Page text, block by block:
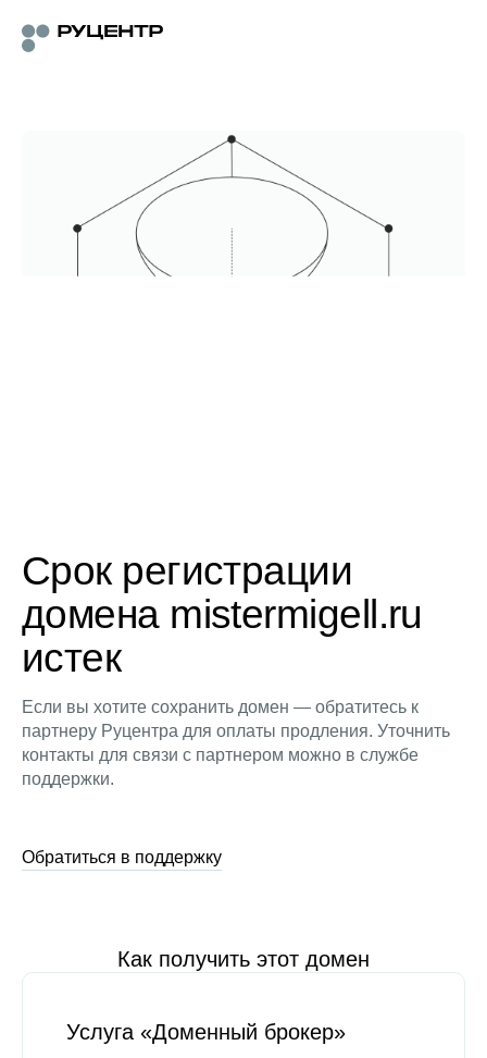
Срок регистрации
домена mistermigell.ru
истек
Если вы хотите сохранить домен — обратитесь к
партнеру Руцентра для оплаты продления. Уточнить
контакты для связи с партнером можно в службе
поддержки.
Обратиться в поддержку
Как получить этот домен
Услуга «Доменный брокер»